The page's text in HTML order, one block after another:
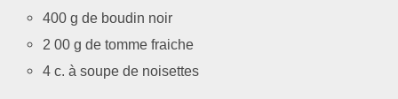
400 g de boudin noir
2 00 g de tomme fraiche
4 c. à soupe de noisettes